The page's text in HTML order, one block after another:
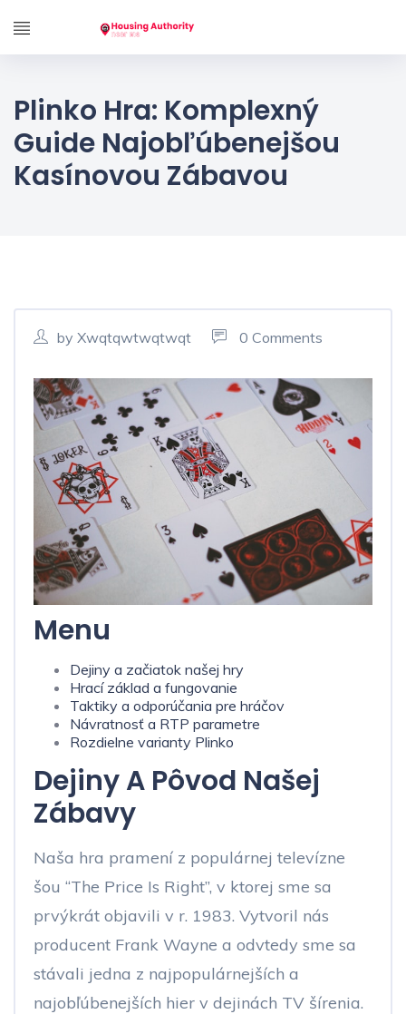
Plinko Hra: Komplexný
Guide Najobľúbenejšou
Kasínovou Zábavou
by Xwqtqwtwqtwqt 0 Comments
Menu
Dejiny a začiatok našej hry
Hrací základ a fungovanie
Taktiky a odporúčania pre hráčov
Návratnosť a RTP parametre
Rozdielne varianty Plinko
Dejiny A Pôvod Našej
Zábavy
Naša hra pramení z populárnej televízne
šou “The Price Is Right”, v ktorej sme sa
prvýkrát objavili v r. 1983. Vytvoril nás
producent Frank Wayne a odvtedy sme sa
stávali jedna z najpopulárnejších a
najobľúbenejších hier v dejinách TV šírenia.